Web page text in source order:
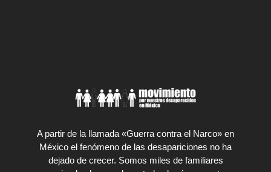
A partir de la llamada «Guerra contra el Narco» en
México el fenómeno de las desapariciones no ha
dejado de crecer. Somos miles de familiares